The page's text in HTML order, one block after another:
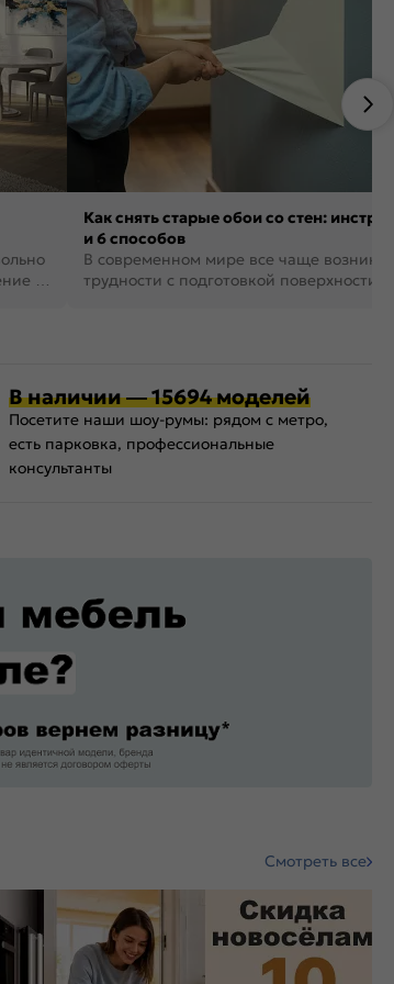
в
Как снять старые обои со стен:
и 6 способов
В современном мире все чаще
трудности с подготовкой поверхности
В наличии — 15694 моделей
Посетите наши шоу-румы: рядом с метро,
есть парковка, профессиональные
консультанты
Смотреть все